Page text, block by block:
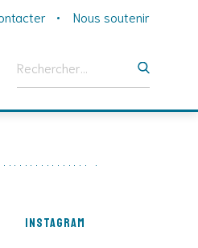
Nous soutenir
Instagram